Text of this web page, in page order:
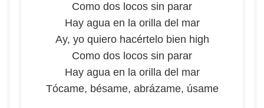
Como dos locos sin parar
Hay agua en la orilla del mar
Ay, yo quiero hacértelo bien high
Como dos locos sin parar
Hay agua en la orilla del mar
Tócame, bésame, abrázame, úsame